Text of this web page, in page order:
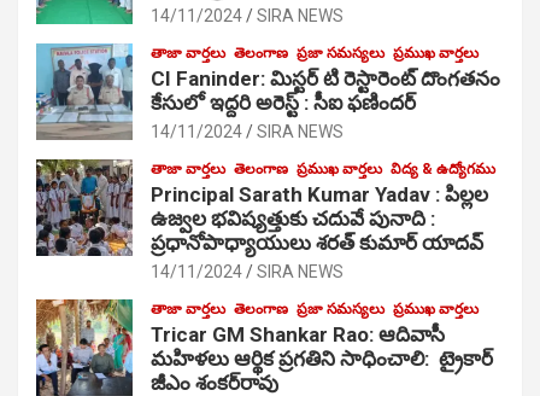
14/11/2024 SIRA NEWS
తాజా వార్తలు తెలంగాణ ప్రజా సమస్యలు ప్రముఖ వార్తలు
CI Faninder: మిస్టర్ టి రెస్టారెంట్ దొంగతనం
కేసులో ఇద్దరి అరెస్ట్ : సీఐ ఫణిందర్
14/11/2024 SIRA NEWS
తాజా వార్తలు తెలంగాణ ప్రముఖ వార్తలు విద్య & ఉద్యోగము
Principal Sarath Kumar Yadav : పిల్లల
ఉజ్వల భవిష్యత్తుకు చదువే పునాది :
ప్రధానోపాధ్యాయులు శరత్ కుమార్ యాదవ్
14/11/2024 SIRA NEWS
తాజా వార్తలు తెలంగాణ ప్రజా సమస్యలు ప్రముఖ వార్తలు
Tricar GM Shankar Rao: ఆదివాసీ
మహిళలు ఆర్థిక ప్రగతిని సాధించాలి: ట్రైకార్
జీఎం శంకర్‌రావు